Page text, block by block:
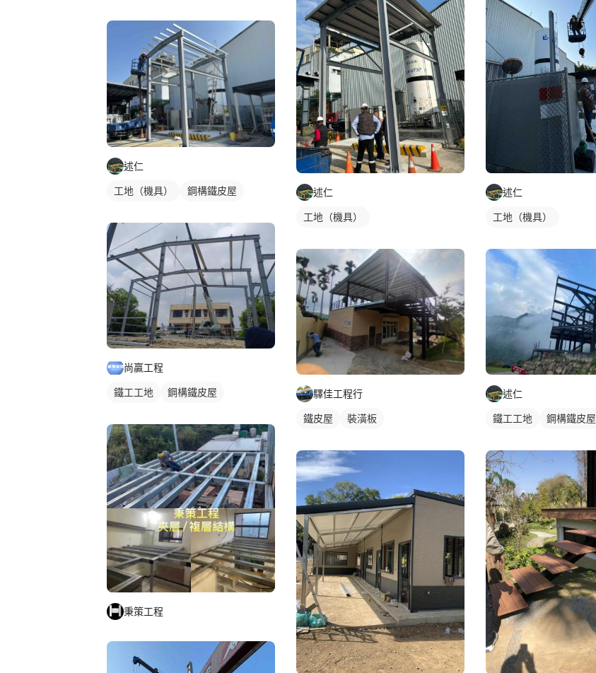
述仁
工地（機具） 鋼構鐵皮屋
尚贏工程
鐵工工地 鋼構鐵皮屋
秉策工程
述仁
工地（機具）
驛佳工程行
鐵皮屋 裝潢板
述仁
工地（機具）
述仁
鐵工工地 鋼構鐵皮屋